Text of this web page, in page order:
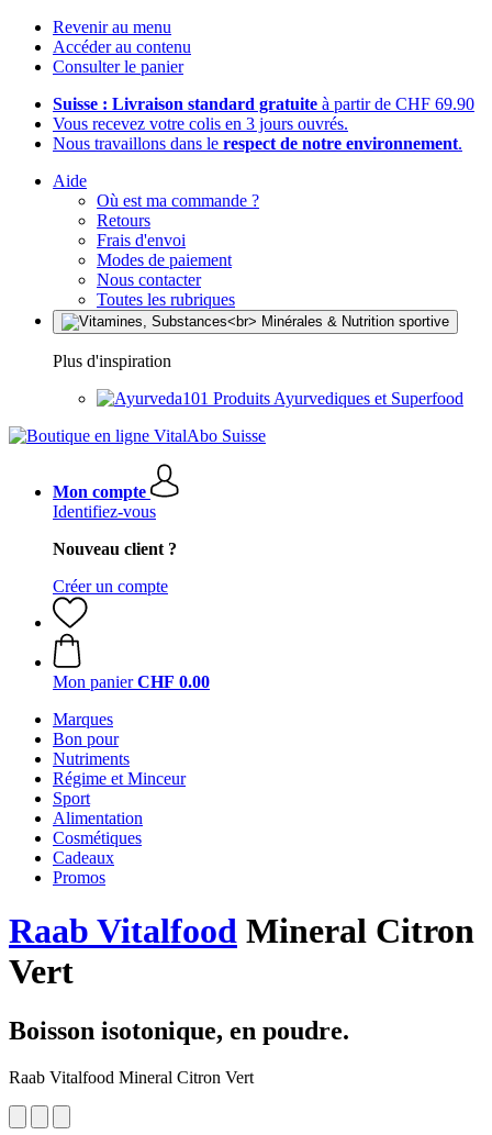
Revenir au menu
Accéder au contenu
Consulter le panier
Suisse : Livraison standard gratuite à partir de CHF 69.90
Vous recevez votre colis en 3 jours ouvrés.
Nous travaillons dans le respect de notre environnement.
Aide
Où est ma commande ?
Retours
Frais d'envoi
Modes de paiement
Nous contacter
Toutes les rubriques
Plus d'inspiration
Produits Ayurvediques et Superfood
Mon compte
Identifiez-vous
Nouveau client ?
Créer un compte
Mon panier CHF 0.00
Marques
Bon pour
Nutriments
Régime et Minceur
Sport
Alimentation
Cosmétiques
Cadeaux
Promos
Raab Vitalfood Mineral Citron
Vert
Boisson isotonique, en poudre.
Raab Vitalfood Mineral Citron Vert